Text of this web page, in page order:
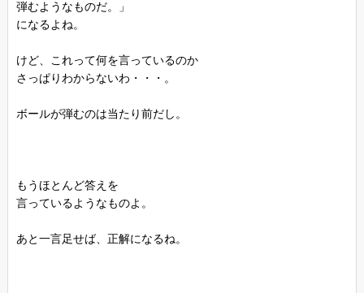
弾むようなものだ。」
になるよね。
けど、これって何を言っているのか
さっぱりわからないわ・・・。
ボールが弾むのは当たり前だし。
もうほとんど答えを
言っているようなものよ。
あと一言足せば、正解になるね。